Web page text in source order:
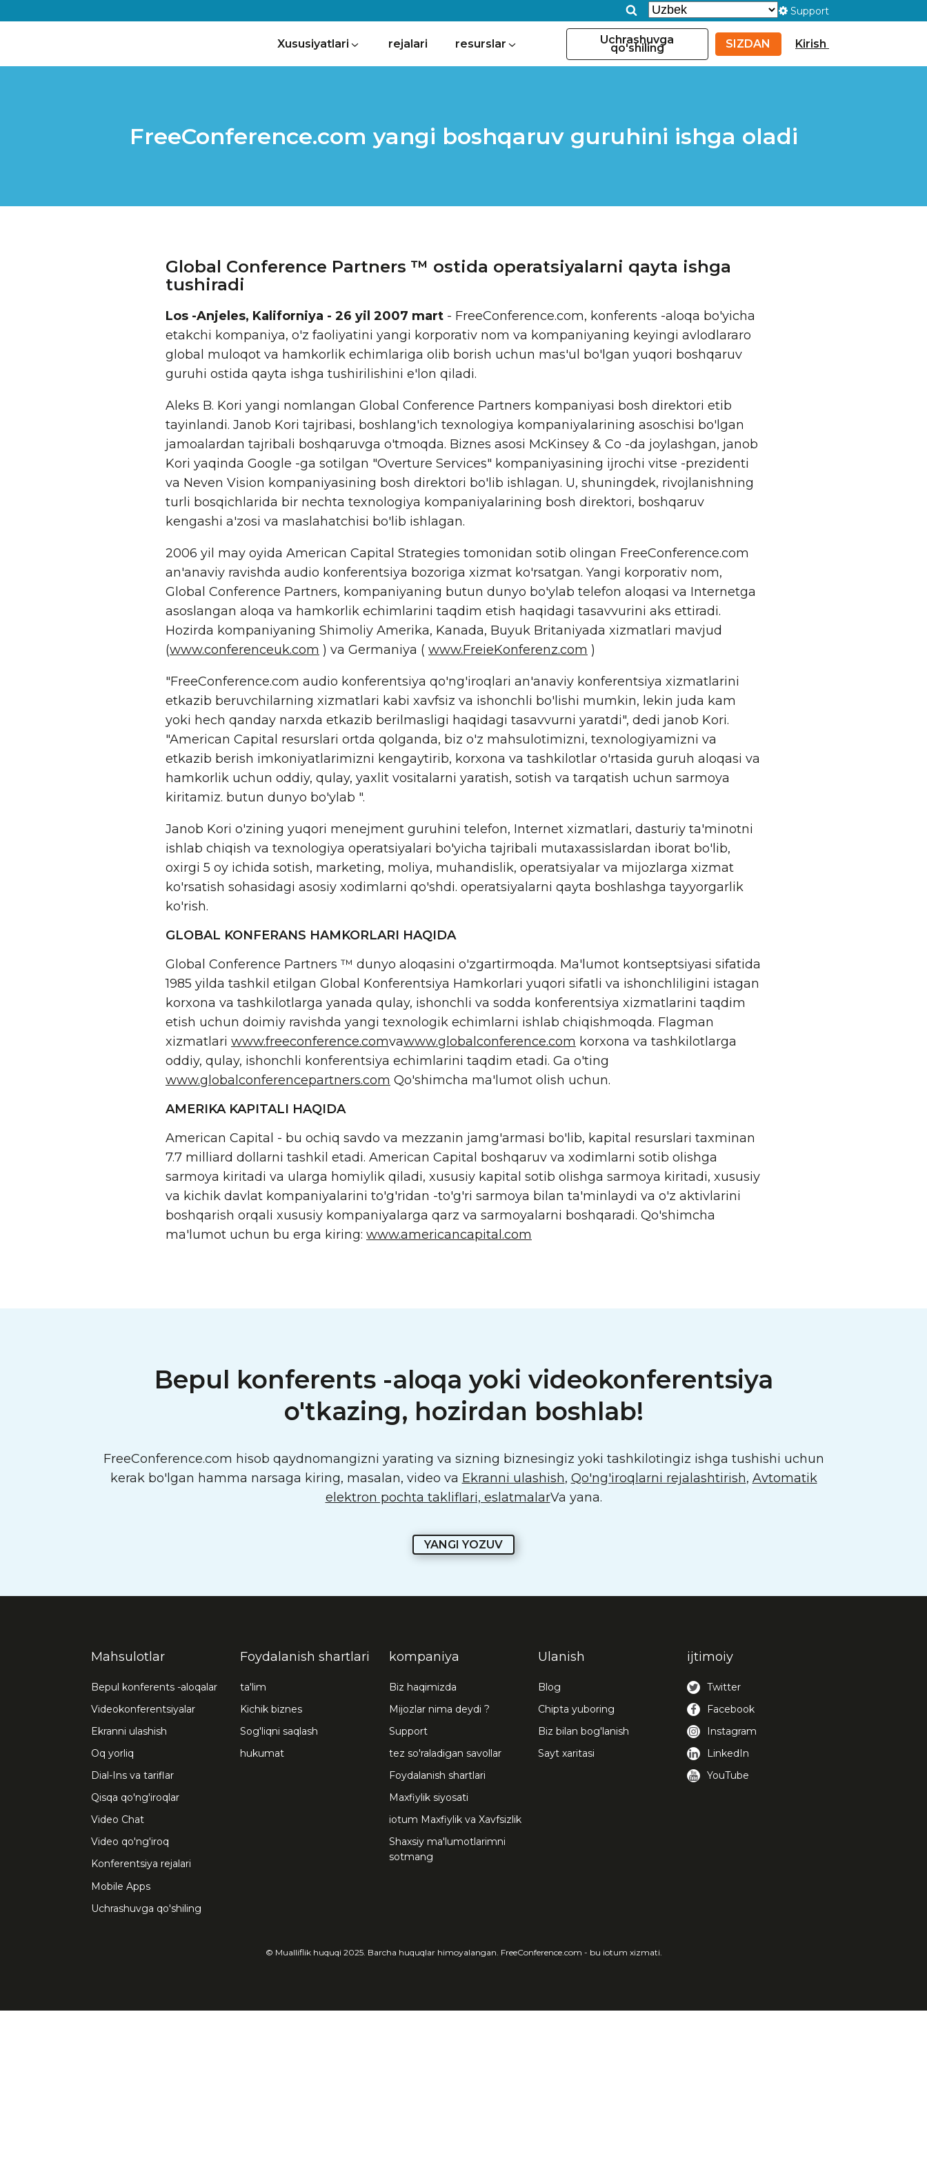
Support
Xususiyatlari rejalari resurslar Uchrashuvga
qo'shiling SIZDAN Kirish
FreeConference.com yangi boshqaruv guruhini ishga oladi
Global Conference Partners ™ ostida operatsiyalarni qayta ishga
tushiradi
Los -Anjeles, Kaliforniya - 26 yil 2007 mart - FreeConference.com, konferents -aloqa bo'yicha
etakchi kompaniya, o'z faoliyatini yangi korporativ nom va kompaniyaning keyingi avlodlararo
global muloqot va hamkorlik echimlariga olib borish uchun mas'ul bo'lgan yuqori boshqaruv
guruhi ostida qayta ishga tushirilishini e'lon qiladi.
Aleks B. Kori yangi nomlangan Global Conference Partners kompaniyasi bosh direktori etib
tayinlandi. Janob Kori tajribasi, boshlang'ich texnologiya kompaniyalarining asoschisi bo'lgan
jamoalardan tajribali boshqaruvga o'tmoqda. Biznes asosi McKinsey & Co -da joylashgan, janob
Kori yaqinda Google -ga sotilgan "Overture Services" kompaniyasining ijrochi vitse -prezidenti
va Neven Vision kompaniyasining bosh direktori bo'lib ishlagan. U, shuningdek, rivojlanishning
turli bosqichlarida bir nechta texnologiya kompaniyalarining bosh direktori, boshqaruv
kengashi a'zosi va maslahatchisi bo'lib ishlagan.
2006 yil may oyida American Capital Strategies tomonidan sotib olingan FreeConference.com
an'anaviy ravishda audio konferentsiya bozoriga xizmat ko'rsatgan. Yangi korporativ nom,
Global Conference Partners, kompaniyaning butun dunyo bo'ylab telefon aloqasi va Internetga
asoslangan aloqa va hamkorlik echimlarini taqdim etish haqidagi tasavvurini aks ettiradi.
Hozirda kompaniyaning Shimoliy Amerika, Kanada, Buyuk Britaniyada xizmatlari mavjud
(www.conferenceuk.com ) va Germaniya ( www.FreieKonferenz.com )
"FreeConference.com audio konferentsiya qo'ng'iroqlari an'anaviy konferentsiya xizmatlarini
etkazib beruvchilarning xizmatlari kabi xavfsiz va ishonchli bo'lishi mumkin, lekin juda kam
yoki hech qanday narxda etkazib berilmasligi haqidagi tasavvurni yaratdi", dedi janob Kori.
"American Capital resurslari ortda qolganda, biz o'z mahsulotimizni, texnologiyamizni va
etkazib berish imkoniyatlarimizni kengaytirib, korxona va tashkilotlar o'rtasida guruh aloqasi va
hamkorlik uchun oddiy, qulay, yaxlit vositalarni yaratish, sotish va tarqatish uchun sarmoya
kiritamiz. butun dunyo bo'ylab ".
Janob Kori o'zining yuqori menejment guruhini telefon, Internet xizmatlari, dasturiy ta'minotni
ishlab chiqish va texnologiya operatsiyalari bo'yicha tajribali mutaxassislardan iborat bo'lib,
oxirgi 5 oy ichida sotish, marketing, moliya, muhandislik, operatsiyalar va mijozlarga xizmat
ko'rsatish sohasidagi asosiy xodimlarni qo'shdi. operatsiyalarni qayta boshlashga tayyorgarlik
ko'rish.
GLOBAL KONFERANS HAMKORLARI HAQIDA
Global Conference Partners ™ dunyo aloqasini o'zgartirmoqda. Ma'lumot kontseptsiyasi sifatida
1985 yilda tashkil etilgan Global Konferentsiya Hamkorlari yuqori sifatli va ishonchliligini istagan
korxona va tashkilotlarga yanada qulay, ishonchli va sodda konferentsiya xizmatlarini taqdim
etish uchun doimiy ravishda yangi texnologik echimlarni ishlab chiqishmoqda. Flagman
xizmatlari www.freeconference.comvawww.globalconference.com korxona va tashkilotlarga
oddiy, qulay, ishonchli konferentsiya echimlarini taqdim etadi. Ga o'ting
www.globalconferencepartners.com Qo'shimcha ma'lumot olish uchun.
AMERIKA KAPITALI HAQIDA
American Capital - bu ochiq savdo va mezzanin jamg'armasi bo'lib, kapital resurslari taxminan
7.7 milliard dollarni tashkil etadi. American Capital boshqaruv va xodimlarni sotib olishga
sarmoya kiritadi va ularga homiylik qiladi, xususiy kapital sotib olishga sarmoya kiritadi, xususiy
va kichik davlat kompaniyalarini to'g'ridan -to'g'ri sarmoya bilan ta'minlaydi va o'z aktivlarini
boshqarish orqali xususiy kompaniyalarga qarz va sarmoyalarni boshqaradi. Qo'shimcha
ma'lumot uchun bu erga kiring: www.americancapital.com
Bepul konferents -aloqa yoki videokonferentsiya
o'tkazing, hozirdan boshlab!
FreeConference.com hisob qaydnomangizni yarating va sizning biznesingiz yoki tashkilotingiz ishga tushishi uchun
kerak bo'lgan hamma narsaga kiring, masalan, video va Ekranni ulashish, Qo'ng'iroqlarni rejalashtirish, Avtomatik
elektron pochta takliflari, eslatmalarVa yana.
YANGI YOZUV
Mahsulotlar
Bepul konferents -aloqalar
Videokonferentsiyalar
Ekranni ulashish
Oq yorliq
Dial-Ins va tariflar
Qisqa qo'ng'iroqlar
Video Chat
Video qo'ng'iroq
Konferentsiya rejalari
Mobile Apps
Uchrashuvga qo'shiling
Foydalanish shartlari
ta'lim
Kichik biznes
Sog'liqni saqlash
hukumat
kompaniya
Biz haqimizda
Mijozlar nima deydi ?
Support
tez so'raladigan savollar
Foydalanish shartlari
Maxfiylik siyosati
iotum Maxfiylik va Xavfsizlik
Shaxsiy ma'lumotlarimni
sotmang
Ulanish
Blog
Chipta yuboring
Biz bilan bog'lanish
Sayt xaritasi
ijtimoiy
Twitter
Facebook
Instagram
LinkedIn
YouTube
© Mualliflik huquqi 2025. Barcha huquqlar himoyalangan. FreeConference.com - bu iotum xizmati.